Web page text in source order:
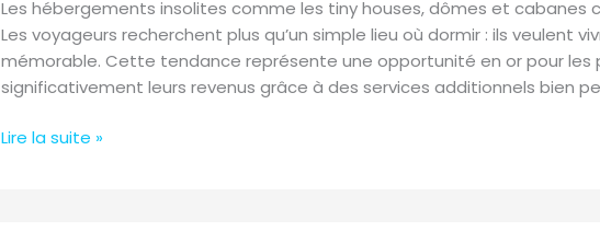
Les hébergements insolites comme les tiny houses, dômes et cabanes
Les voyageurs recherchent plus qu’un simple lieu où dormir : ils veulent
mémorable. Cette tendance représente une opportunité en or pour les
significativement leurs revenus grâce à des services additionnels bien
à
Proposer
dans
votre
Tiny
Lire la suite »